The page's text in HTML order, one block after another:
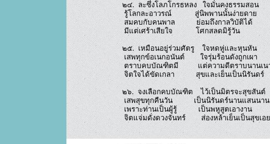
๒๔.  ละซึ่งโลภโกรธหลง   ใจมั่นคงธรรมสอน
รู้โลกละอาวรณ์            สู่นิพพานนั้นง่ายดาย
สมคบกับคนพาล           ย่อมถึงกาลวิบัติได้
มีแต่เศร้าเสียใจ            โศกสลดมิรู้วัน
๒๕.  เหมือนอยู่ร่วมศัตรู    ใจหดหู่และหุนหัน
เสพทุกข์อเนกอนันต์        ใจรุ่มร้อนดังถูกเผา
ตราบคบบัณฑิตมี          แต่ความดีตราบนานเนา
จิตใจได้ขัดเกลา           สุขและเย็นเป็นนิรันดร์
๒๖.  จงเลือกคบบัณฑิต    ไว้เป็นมิตรจะสุขสันต์
เสพสุขทุกคืนวัน           เป็นนิรันดร์นานแสนนาน
เพราะท่านเป็นผู้รู้           เป็นพหูสูตเอางาน